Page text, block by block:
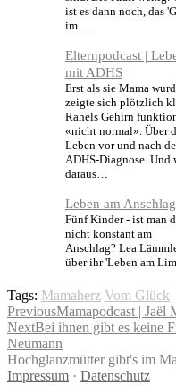
ist es dann noch, das
im…
Elternpodcast |
mit ADHS
Erst als sie Mama
zeigte sich plötzlich
Rahels Gehirn
«nicht normal». Über
Leben vor und nach
ADHS-Diagnose. Und
daraus…
Leben am Anschlag
Fünf Kinder - ist man
nicht konstant am
Anschlag? Lea
über ihr 'Leben am
Tags: Mamaherz Vom Glück
PreviousMamapodcast |
NextBei ihnen gibt es keine
Neumann
Hochglanzmütter gibt's im
Impressum · Datenschutz